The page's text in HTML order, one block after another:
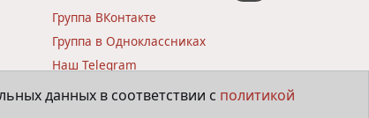
данных в соответствии с политикой
Группа ВКонтакте
Группа в Одноклассниках
Наш Telegram